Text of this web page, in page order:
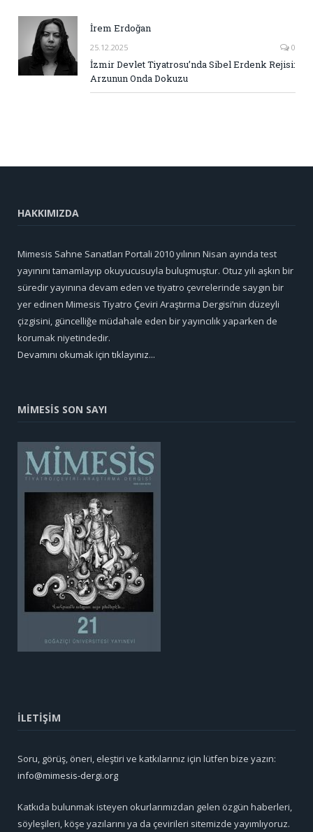
İrem Erdoğan
25.12.2025 0
İzmir Devlet Tiyatrosu’nda Sibel Erdenk Rejisi:
Arzunun Onda Dokuzu
HAKKIMIZDA
Mimesis Sahne Sanatları Portali 2010 yılının Nisan ayında test
yayınını tamamlayıp okuyucusuyla buluşmuştur. Otuz yılı aşkın bir
süredir yayınına devam eden ve tiyatro çevrelerinde saygın bir
yer edinen Mimesis Tiyatro Çeviri Araştırma Dergisi’nin düzeyli
çizgisini, güncelliğe müdahale eden bir yayıncılık yaparken de
korumak niyetindedir.
Devamını okumak için tıklayınız...
MİMESİS SON SAYI
İLETİŞİM
Soru, görüş, öneri, eleştiri ve katkılarınız için lütfen bize yazın:
info@mimesis-dergi.org
Katkıda bulunmak isteyen okurlarımızdan gelen özgün haberleri,
söyleşileri, köşe yazılarını ya da çevirileri sitemizde yayımlıyoruz.